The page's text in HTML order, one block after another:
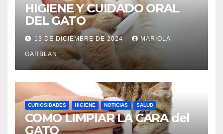
HIGIENE Y CUIDADO ORAL
DEL GATO
13 DE DICIEMBRE DE 2024 MARIOLA
GARBLAN
CURIOSIDADES HIGIENE NOTICIAS SALUD
COMO LIMPIAR LA CARA del
GATO